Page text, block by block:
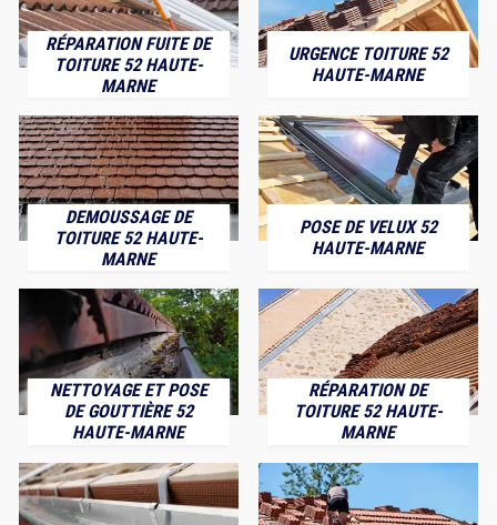
RÉPARATION FUITE DE
TOITURE 52 HAUTE-
MARNE
URGENCE TOITURE 52
HAUTE-MARNE
DEMOUSSAGE DE
TOITURE 52 HAUTE-
MARNE
POSE DE VELUX 52
HAUTE-MARNE
NETTOYAGE ET POSE
DE GOUTTIÈRE 52
HAUTE-MARNE
RÉPARATION DE
TOITURE 52 HAUTE-
MARNE